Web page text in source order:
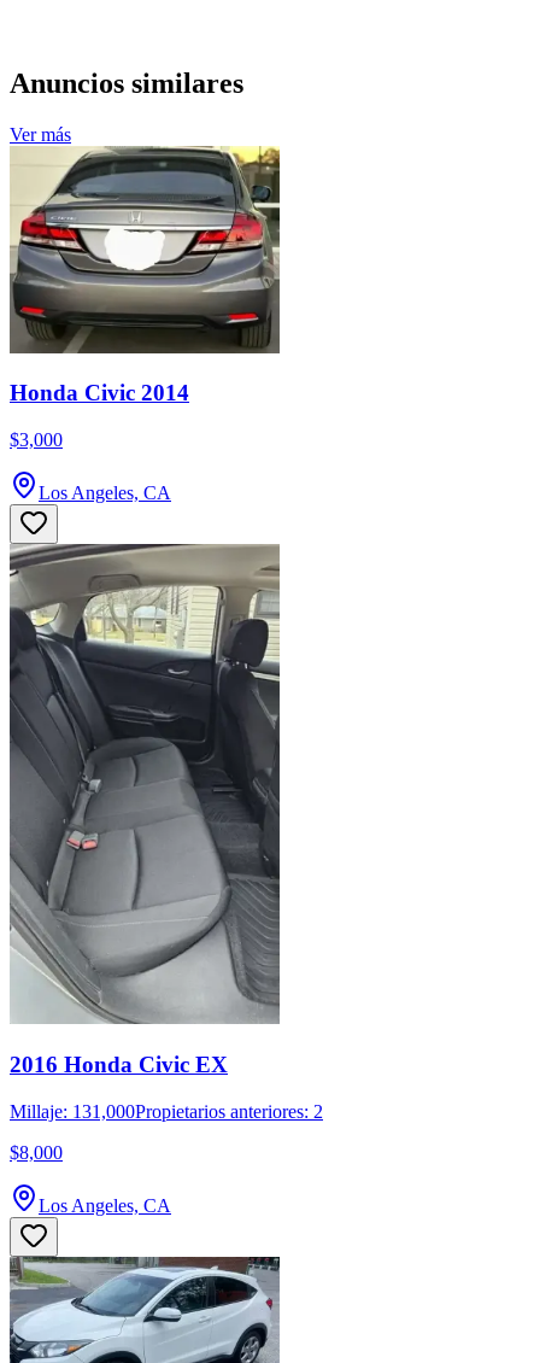
Anuncios similares
Ver más
Honda Civic 2014
$3,000
Los Angeles, CA
2016 Honda Civic EX
Millaje: 131,000Propietarios anteriores: 2
$8,000
Los Angeles, CA